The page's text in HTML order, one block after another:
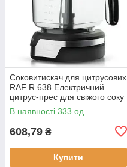
Соковитискач для цитрусових
RAF R.638 Електричний
цитрус-прес для свіжого соку
В наявності 333 од.
608,79 ₴
Купити